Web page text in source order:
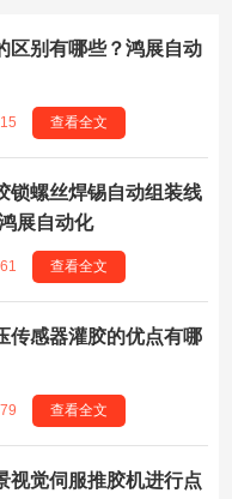
区别有哪些？鸿展自动
查看全文
锁螺丝焊锡自动组装线
展自动化
查看全文
传感器灌胶的优点有哪
查看全文
视觉伺服推胶机进行点